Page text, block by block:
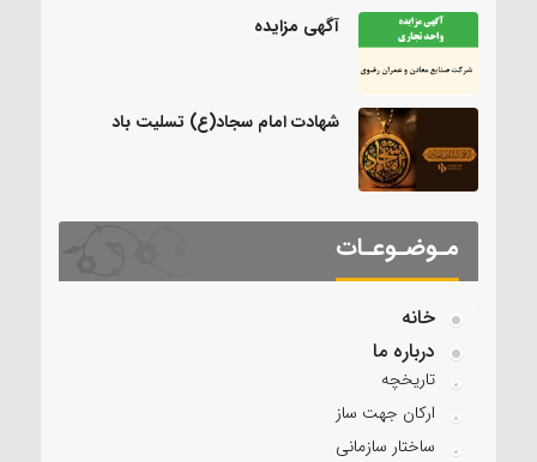
آگهی مزایده
شهادت امام سجاد(ع) تسلیت باد
مـوضـوعـات
خانه
درباره ما
تاریخچه
ارکان جهت ساز
ساختار سازمانی